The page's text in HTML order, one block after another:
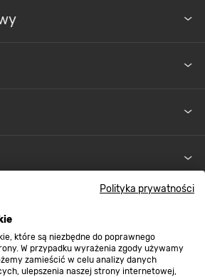
Polityka prywatności
które są niezbędne do poprawnego
W przypadku wyrażenia zgody używamy
zamieścić w celu analizy danych
ulepszenia naszej strony internetowej,